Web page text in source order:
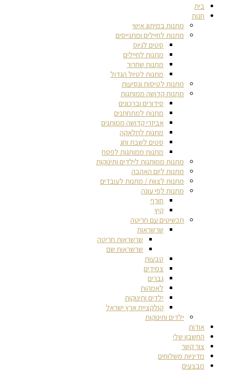
בית
חנות
מתנות במיתוג אישי
מתנות לחיילים ומתגייסים
סטים לגיוס
מתנות לחיילים
מתנות שחרור
מתנות לטיול הגדול
מתנות לטיסות ונסיעות
מתנות קדושה ממותגות
סידורים וברכונים
מתנות למתחתנים
אביזרי קדושה ממותגים
מתנות לחלאקה
סטים לשבת וחג
מתנות ממותגות לפסח
מתנות ממותגות לילדים ותינוקות
מתנות ליום האהבה
מתנות לצוות / מתנות לעובדים
מתנות לפי עונה
חורף
קיץ
תכשיטים עם חריטה
שרשראות
שרשראות חריטה
שרשראות שם
טבעות
צמידים
גברים
לאמהות
ילדים ותינוקות
קולקציית ארץ ישראל
ילדים ותינוקות
אודות
החשבון שלי
צור קשר
מדיניות משלוחים
מבצעים